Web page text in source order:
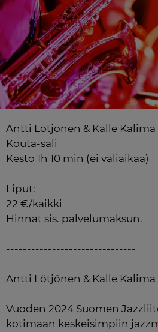
Antti Lötjönen & Kalle Kalima
Kouta-sali
Kesto 1h 10 min (ei väliaikaa)
Liput:
22 €/kaikki
Hinnat sis. palvelumaksun.
-------------------------------
Antti Lötjönen & Kalle Kalima
Vuoden 2024 Suomen
kotimaan keskeisimpiin